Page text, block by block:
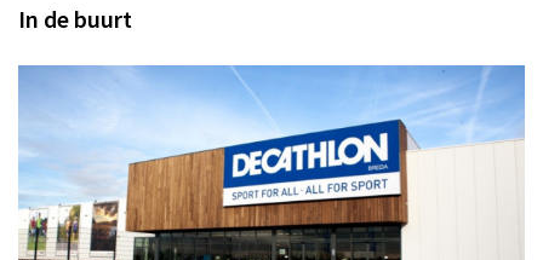
In de buurt